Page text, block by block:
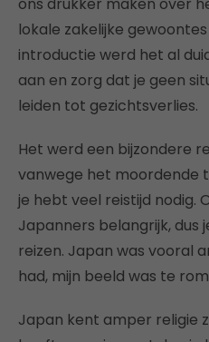
lokale zakelijke
introductie werd het al
aan en zorg dat je geen
leiden tot gezichtsverlies.
Het werd een bijzondere
vanwege het moordende
je hebt veel reistijd nodig.
Japanners belangrijk, dus
reizen. Japan was vooral
had, mijn beeld was te
Japan kent amper religie